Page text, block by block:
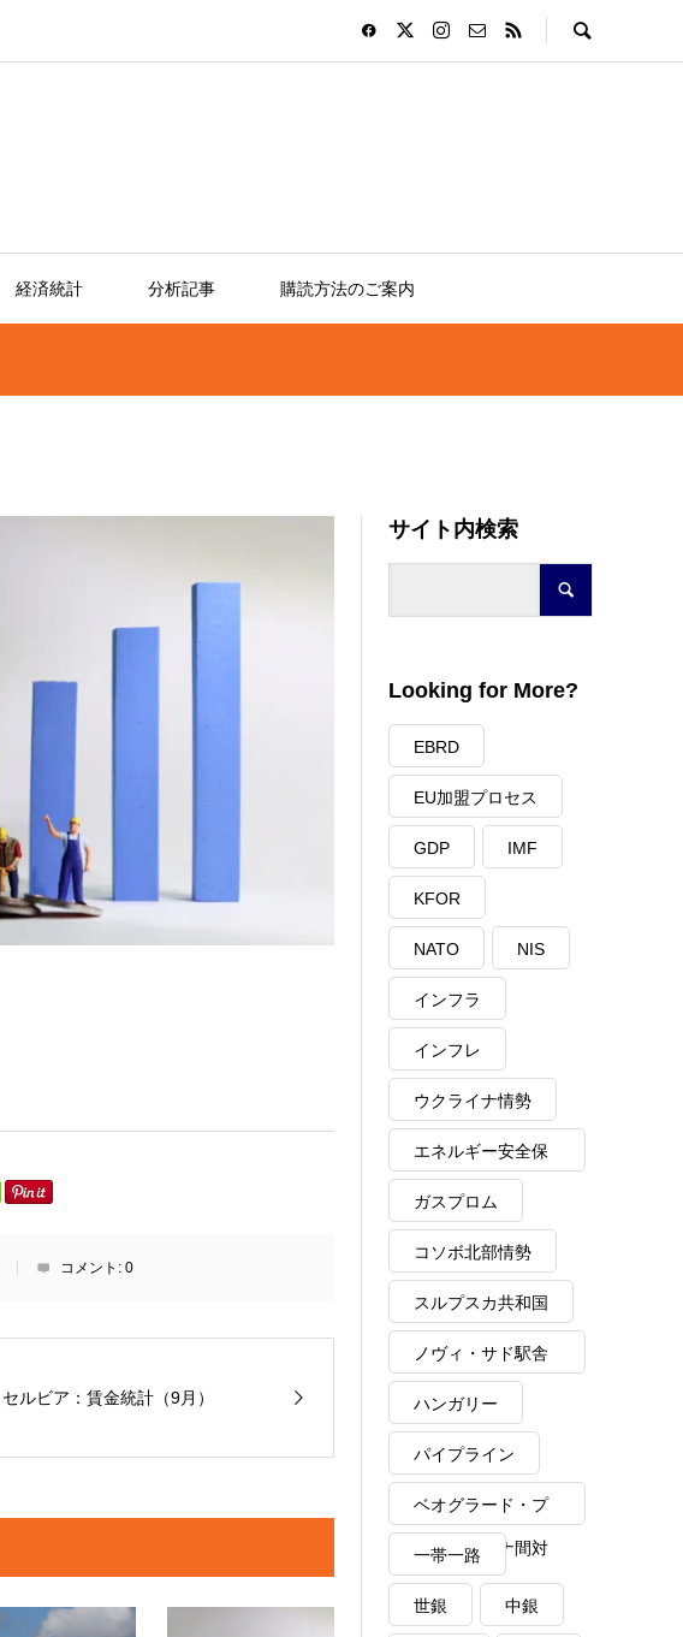
経済統計 分析記事 購読方法のご案内
コメント: 0
セルビア：賃金統計（9月）
サイト内検索
Looking for More?
EBRD
EU加盟プロセス
GDP IMF
KFOR
NATO NIS
インフラ
インフレ
ウクライナ情勢
エネルギー安全保
障
ガスプロム
コソボ北部情勢
スルプスカ共和国
ノヴィ・サド駅舎
崩落事故
ハンガリー
パイプライン
ベオグラード・プ
リシュティナ間対
話
一帯一路
世銀 中銀